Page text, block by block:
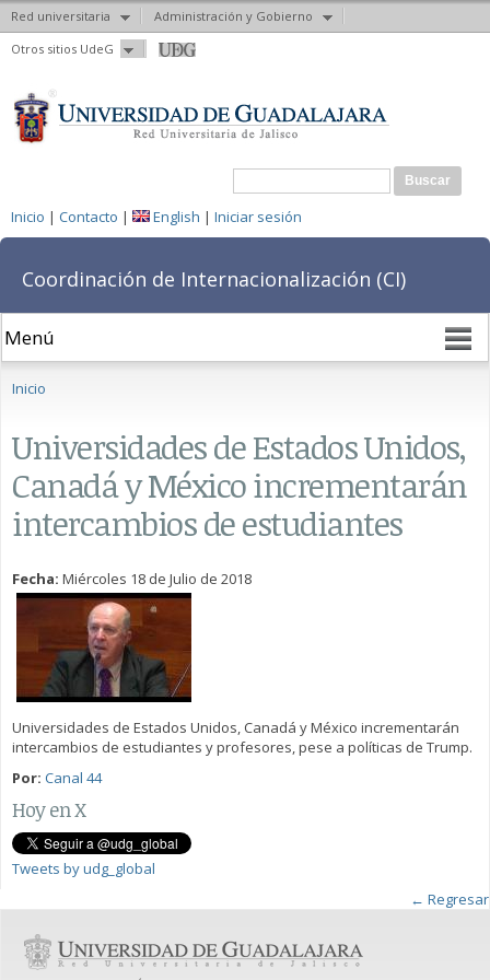
Red universitaria
Administración y Gobierno
Otros sitios UdeG
Pasar al
contenido
Formulario de búsqueda
Buscar
Inicio | Contacto | English | Iniciar sesión
Coordinación de Internacionalización (CI)
Se encuentra usted aquí
Inicio
Universidades de Estados Unidos,
Canadá y México incrementarán
intercambios de estudiantes
Fecha: Miércoles 18 de Julio de 2018
Universidades de Estados Unidos, Canadá y México incrementarán
intercambios de estudiantes y profesores, pese a políticas de Trump.
Por: Canal 44
Hoy en X
Tweets by udg_global
← Regresar